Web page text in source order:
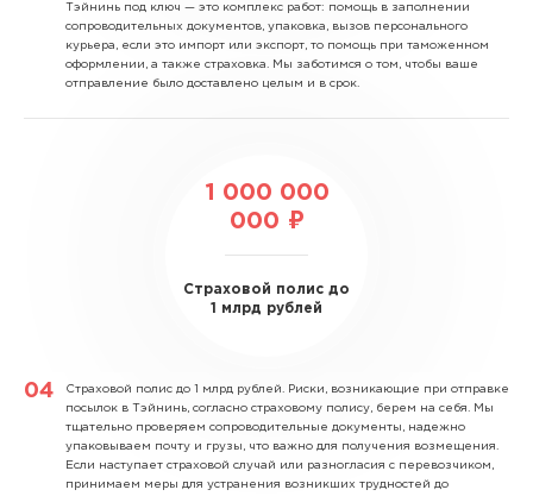
Тэйнинь под ключ — это комплекс работ: помощь в заполнении
сопроводительных документов, упаковка, вызов персонального
курьера, если это импорт или экспорт, то помощь при таможенном
оформлении, а также страховка. Мы заботимся о том, чтобы ваше
отправление было доставлено целым и в срок.
1 000 000
000 ₽
Страховой полис до
1 млрд рублей
Страховой полис до 1 млрд рублей.
Риски, возникающие при отправке
посылок в Тэйнинь, согласно страховому полису, берем на себя. Мы
тщательно проверяем сопроводительные документы, надежно
упаковываем почту и грузы, что важно для получения возмещения.
Если наступает страховой случай или разногласия с перевозчиком,
принимаем меры для устранения возникших трудностей до